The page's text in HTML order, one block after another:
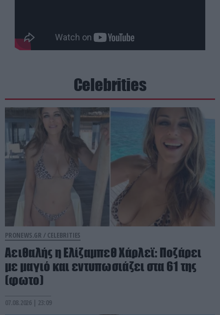
Celebrities
PRONEWS.GR / CELEBRITIES
Αειθαλής η Ελίζαμπεθ Χάρλεϊ: Ποζάρει
με μαγιό και εντυπωσιάζει στα 61 της
(φωτο)
07.08.2026 | 23:09